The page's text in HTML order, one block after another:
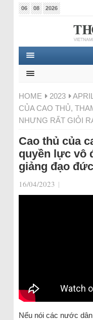
06 08 2026
HOME 2023 APRIL
CỦA CAO THỦ,
NHƯNG RẤT GIỎI
Cao thủ của
quyền lực vô
giảng đạo
16/04/2023 |
Nếu nói các nước